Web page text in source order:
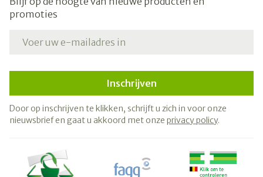
promoties
Inschrijven
Door op inschrijven te klikken, schrijft u zich in voor onze
nieuwsbrief en gaat u akkoord met onze privacy policy.